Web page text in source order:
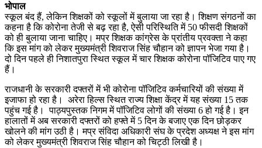
भोपाल
स्कूल बंद हैं, लेकिन शिक्षकों को स्कूलों में बुलाया जा रहा है। शिक्षण संगठनों का
कहना है कि कोरोना तेजी से बढ़ रहा है, ऐसी परिस्थिति में 50 फीसदी शिक्षकों
को ही बुलाया जाना चाहिए। मप्र शिक्षक कांग्रेस के प्रांतीय प्रवक्ता ने कहा
कि इस मांग को लेकर मुख्यमंत्री शिवराज सिंह चौहान को ज्ञापन भेजा गया है।
दो दिन पहले ही निशातपुरा स्थित स्कूल में चार शिक्षक कोरोना पॉजिटिव पाए गए
हैं।
राजधानी के सरकारी दफ्तरों में भी कोरोना पॉजिटिव कर्मचारियों की संख्या में
इजाफा हो रहा है। अरेरा हिल्स स्थित राज्य शिक्षा केंद्र में यह संख्या 15 तक
पहुंच गई है। पाठ्यपुस्तक निगम में पॉजिटिव लोगों की संख्या 6 हो गई है। इन
हालातों में अब सरकारी दफ्तरों को हफ्ते में 5 दिन के बजाए एक दिन छोड़कर
खोलने की मांग उठी है। मप्र संविदा अधिकारी संघ के प्रदेश अध्यक्ष ने इस मांग
को लेकर मुख्यमंत्री शिवराज सिंह चौहान को चिट्ठी लिखी है।